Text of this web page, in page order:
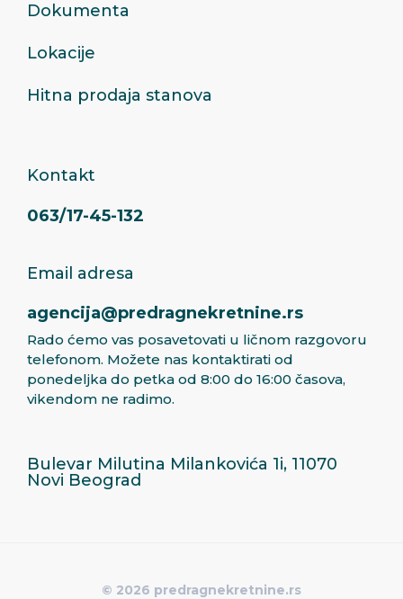
Dokumenta
Lokacije
Hitna prodaja stanova
Kontakt
063/17-45-132
Email adresa
agencija@predragnekretnine.rs
Rado ćemo vas posavetovati u ličnom razgovoru
telefonom. Možete nas kontaktirati od
ponedeljka do petka od 8:00 do 16:00 časova,
vikendom ne radimo.
Bulevar Milutina Milankovića 1i, 11070
Novi Beograd
© 2026 predragnekretnine.rs